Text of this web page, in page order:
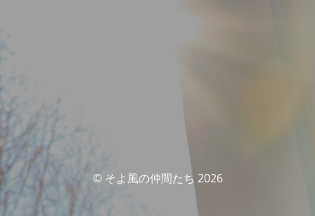
© そよ風の仲間たち 2026